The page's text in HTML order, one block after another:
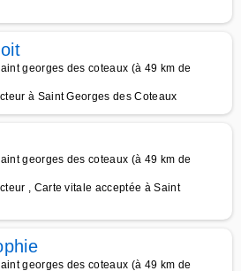
georges des coteaux (à 49 km de
à Saint Georges des Coteaux
georges des coteaux (à 49 km de
, Carte vitale acceptée à Saint
georges des coteaux (à 49 km de